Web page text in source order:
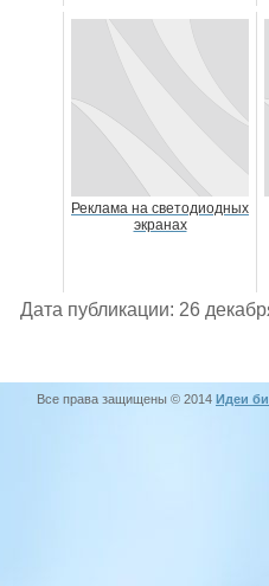
Реклама на светодиодных
экранах
Дата публикации: 26
Все права защищены © 2014 Идеи